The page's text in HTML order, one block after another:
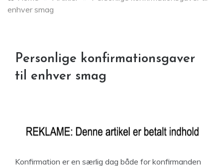
enhver smag
Personlige konfirmationsgaver
til enhver smag
Konfirmation er en særlig dag både for konfirmanden